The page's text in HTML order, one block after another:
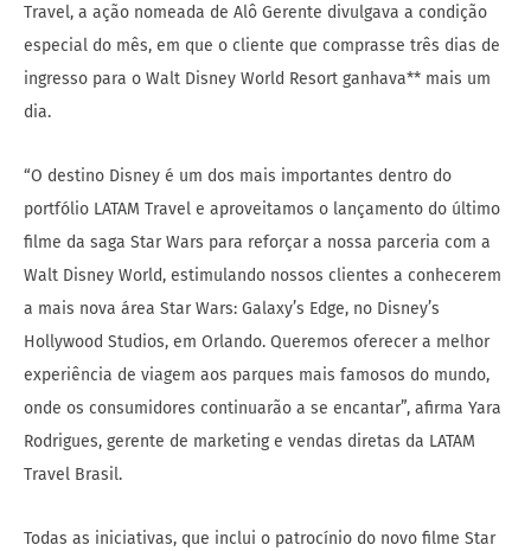
Travel, a ação nomeada de Alô Gerente divulgava a condição
especial do mês, em que o cliente que comprasse três dias de
ingresso para o Walt Disney World Resort ganhava** mais um
dia.
“O destino Disney é um dos mais importantes dentro do
portfólio LATAM Travel e aproveitamos o lançamento do último
filme da saga Star Wars para reforçar a nossa parceria com a
Walt Disney World, estimulando nossos clientes a conhecerem
a mais nova área Star Wars: Galaxy’s Edge, no Disney’s
Hollywood Studios, em Orlando. Queremos oferecer a melhor
experiência de viagem aos parques mais famosos do mundo,
onde os consumidores continuarão a se encantar”, afirma Yara
Rodrigues, gerente de marketing e vendas diretas da LATAM
Travel Brasil.
Todas as iniciativas, que inclui o patrocínio do novo filme Star